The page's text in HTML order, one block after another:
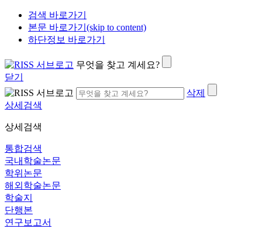
검색 바로가기
본문 바로가기(skip to content)
하단정보 바로가기
무엇을 찾고 계세요?
닫기
삭제
상세검색
상세검색
통합검색
국내학술논문
학위논문
해외학술논문
학술지
단행본
연구보고서